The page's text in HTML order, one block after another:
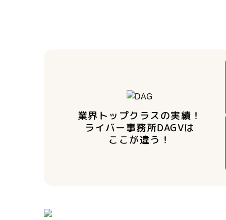
業界トップクラスの実績！
ライバー事務所DAGVは
ここが違う！